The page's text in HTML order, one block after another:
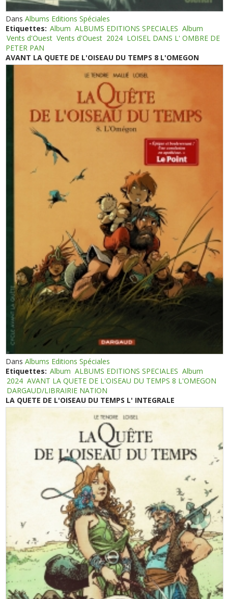
DansAlbums Editions Spéciales
Etiquettes: Album ALBUMS EDITIONS SPECIALES Album
Vents d'Ouest Vents d'Ouest 2024 LOISEL DANS L' OMBRE DE
PETER PAN
AVANT LA QUETE DE L'OISEAU DU TEMPS 8 L'OMEGON
DansAlbums Editions Spéciales
Etiquettes: Album ALBUMS EDITIONS SPECIALES Album
2024 AVANT LA QUETE DE L'OISEAU DU TEMPS 8 L'OMEGON
DARGAUD/LIBRAIRIE NATION
LA QUETE DE L'OISEAU DU TEMPS L' INTEGRALE